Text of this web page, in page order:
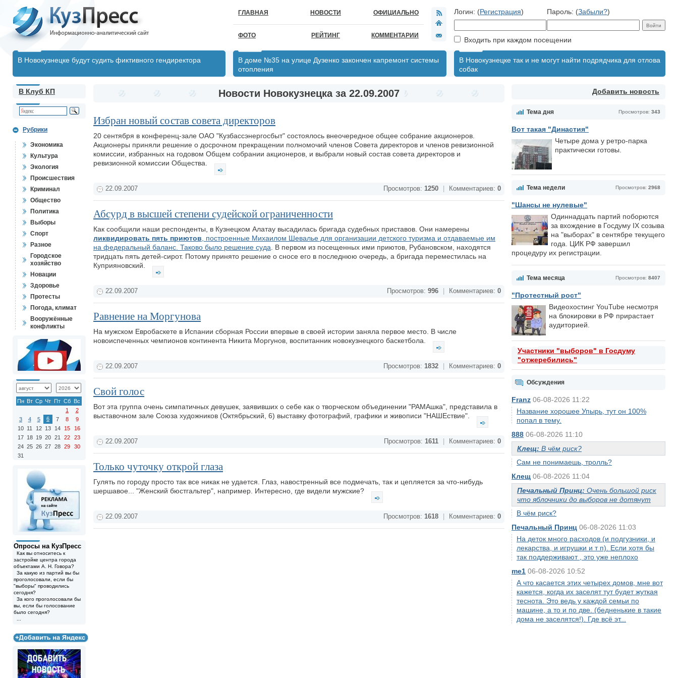
ГЛАВНАЯ НОВОСТИ ОФИЦИАЛЬНО
ФОТО РЕЙТИНГ КОММЕНТАРИИ
Логин: (Регистрация) Пароль: (Забыли?)
Входить при каждом посещении
В Новокузнецке будут судить фиктивного гендиректора
В доме №35 на улице Дузенко закончен капремонт системы
отопления
В Новокузнецке так и не могут найти подрядчика для отлова
собак
Добавить новость
Просмотров: 343
Тема дня
Вот такая "Династия"
Четыре дома у ретро-парка
практически готовы.
Просмотров: 2968
Тема недели
"Шансы не нулевые"
Одиннадцать партий поборются
за вхождение в Госдуму IX созыва
на "выборах" в сентябре текущего
года. ЦИК РФ завершил
процедуру их регистрации.
Просмотров: 8407
Тема месяца
"Протестный рост"
Видеохостинг YouTube несмотря
на блокировки в РФ прирастает
аудиторией.
Участники "выборов" в Госдуму
"отжеребились"
Обсуждения
Franz 06-08-2026 11:22
Название хорошее Упырь, тут он 100%
попал в тему.
888 06-08-2026 11:10
Клещ: В чём риск?
Сам не понимаешь, тролль?
Клещ 06-08-2026 11:04
Печальный Принц: Очень большой риск
что яблочники до выборов не дотянут
В чём риск?
Печальный Принц 06-08-2026 11:03
На деток много расходов (и подгузники, и
лекарства, и игрушки и т п). Если хотя бы
так поддерживают , это уже неплохо
me1 06-08-2026 10:52
А что касается этих четырех домов, мне вот
кажется, когда их заселят тут будет жуткая
теснота. Это ведь у каждой семьи по
машине, а то и по две. (бедненькие в такие
дома не заселятся!). Где всё эт...
В Клуб КП
Рубрики
Экономика
Культура
Экология
Происшествия
Криминал
Общество
Политика
Выборы
Спорт
Разное
Городское
хозяйство
Новации
Здоровье
Протесты
Погода, климат
Вооружённые
конфликты
Пн Вт Ср Чт Пт Сб Вс
1
2
3
4 5 6 7 8
9
10 11 12 13 14 15
16
17 18 19 20 21 22
23
24 25 26 27 28 29
30
31
Опросы на КузПресс
Как вы относитесь к
застройке центра города
объектами А. Н. Говора?
За какую из партий вы бы
проголосовали, если бы
"выборы" проводились
сегодня?
За кого проголосовали бы
вы, если бы голосование
было сегодня?
Новости Новокузнецка за 22.09.2007
Избран новый состав совета директоров
20 сентября в конференц-зале ОАО "Кузбассэнергосбыт" состоялось внеочередное общее собрание акционеров.
Акционеры приняли решение о досрочном прекращении полномочий членов Совета директоров и членов ревизионной
комиссии, избранных на годовом Общем собрании акционеров, и выбрали новый состав совета директоров и
ревизионной комиссии Общества.
22.09.2007 Просмотров: 1250 Комментариев: 0
Абсурд в высшей степени судейской ограниченности
Как сообщили наши респонденты, в Кузнецком Алатау высадилась бригада судебных приставов. Они намерены
ликвидировать пять приютов , построенные Михаилом Шевалье для организации детского туризма и отдаваемые им
на федеральный баланс. Таково было решение суда . В первом из посещенных ими приютов, Рубановском, находятся
тридцать пять детей-сирот. Потому принято решение о сносе его в последнюю очередь, а бригада переместилась на
Куприяновский.
22.09.2007 Просмотров: 996 Комментариев: 0
Равнение на Моргунова
На мужском Евробаскете в Испании сборная России впервые в своей истории заняла первое место. В числе
новоиспеченных чемпионов континента Никита Моргунов, воспитанник новокузнецкого баскетбола.
22.09.2007 Просмотров: 1832 Комментариев: 0
Свой голос
Вот эта группа очень симпатичных девушек, заявивших о себе как о творческом объединении "РАМАшка", представила в
выставочном зале Союза художников (Октябрьский, 6) выставку фотографий, графики и живописи "НАШЕствие".
22.09.2007 Просмотров: 1611 Комментариев: 0
Только чуточку открой глаза
Гулять по городу просто так все никак не удается. Глаз, навостренный все подмечать, так и цепляется за что-нибудь
шершавое... "Женский бюстгальтер", например. Интересно, где видели мужские?
22.09.2007 Просмотров: 1618 Комментариев: 0